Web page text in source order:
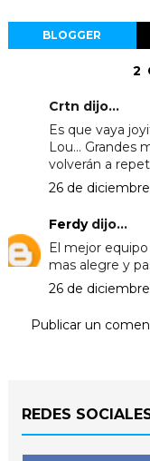
BLOGGER
2
Crtn dijo...
Es que vaya
Lou... Grandes
volverán a
26 de
Ferdydijo...
El mejor
mas alegre y
26 de
Publicar un
REDES